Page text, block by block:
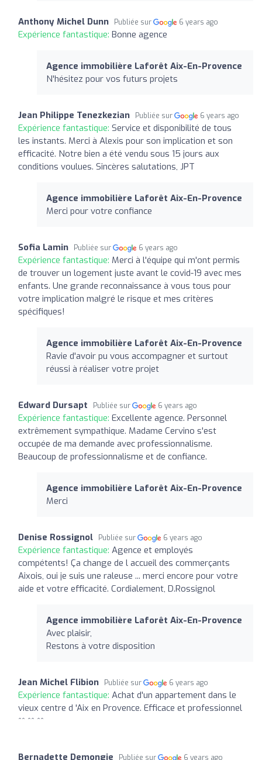
Anthony Michel Dunn Publiée sur 6 years ago
Expérience fantastique: Bonne agence
Agence immobilière Laforêt Aix-En-Provence
N'hésitez pour vos futurs projets
Jean Philippe Tenezkezian Publiée sur 6 years ago
Expérience fantastique: Service et disponibilité de tous
les instants. Merci à Alexis pour son implication et son
efficacité. Notre bien a été vendu sous 15 jours aux
conditions voulues. Sincères salutations, JPT
Agence immobilière Laforêt Aix-En-Provence
Merci pour votre confiance
Sofia Lamin Publiée sur 6 years ago
Expérience fantastique: Merci à l'équipe qui m'ont permis
de trouver un logement juste avant le covid-19 avec mes
enfants. Une grande reconnaissance à vous tous pour
votre implication malgré le risque et mes critères
spécifiques!
Agence immobilière Laforêt Aix-En-Provence
Ravie d'avoir pu vous accompagner et surtout
réussi à réaliser votre projet
Edward Dursapt Publiée sur 6 years ago
Expérience fantastique: Excellente agence. Personnel
extrêmement sympathique. Madame Cervino s'est
occupée de ma demande avec professionnalisme.
Beaucoup de professionnalisme et de confiance.
Agence immobilière Laforêt Aix-En-Provence
Merci
Denise Rossignol Publiée sur 6 years ago
Expérience fantastique: Agence et employés
compétents! Ça change de l accueil des commerçants
Aixois, oui je suis une raleuse ... merci encore pour votre
aide et votre efficacité. Cordialement, D.Rossignol
Agence immobilière Laforêt Aix-En-Provence
Avec plaisir,
Restons à votre disposition
Jean Michel Flibion Publiée sur 6 years ago
Expérience fantastique: Achat d'un appartement dans le
vieux centre d 'Aix en Provence. Efficace et professionnel
^^ ^^ ^^
Bernadette Demongie Publiée sur 6 years ago